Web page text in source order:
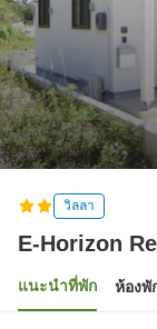
วิลลา
E-Horizon
แนะนำที่พัก ห้องพั